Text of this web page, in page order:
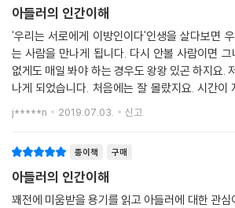
아들러의 인간이해
'우리는 서로에게 이방인이다'인생을 살다보면
는 사람을 만나게 됩니다. 다시 안볼 사람이면
없게도 매일 봐야 하는 경우도 왕왕 있곤 하지요.
나게 되었습니다. 처음에는 잘 몰랐지요. 시간이
만 갑니다. 화도 내어 봤지만 내가 이상한 것 같아
어봤습니다.
j*****n 2019.07.03. 신고
종이책 구매
아들러의 인간이해
꽤전에 미움받을 용기를 읽고 아들러에 대한 관